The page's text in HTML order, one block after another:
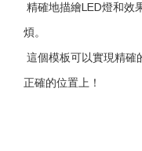
精確地描繪LED燈和效
煩。
這個模板可以實現精確
正確的位置上！